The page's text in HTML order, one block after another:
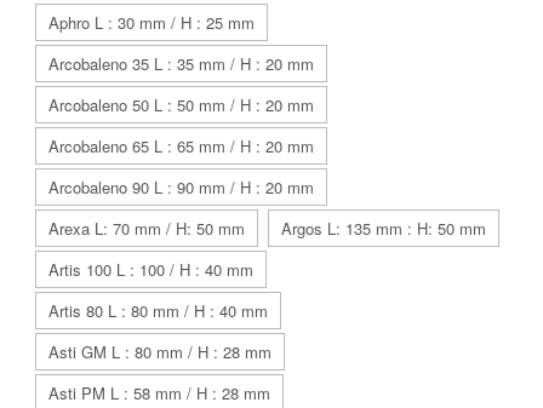
Aphro L : 30 mm / H : 25 mm
Arcobaleno 35 L : 35 mm / H : 20 mm
Arcobaleno 50 L : 50 mm / H : 20 mm
Arcobaleno 65 L : 65 mm / H : 20 mm
Arcobaleno 90 L : 90 mm / H : 20 mm
Arexa L: 70 mm / H: 50 mm
Argos L: 135 mm : H: 50 mm
Artis 100 L : 100 / H : 40 mm
Artis 80 L : 80 mm / H : 40 mm
Asti GM L : 80 mm / H : 28 mm
Asti PM L : 58 mm / H : 28 mm